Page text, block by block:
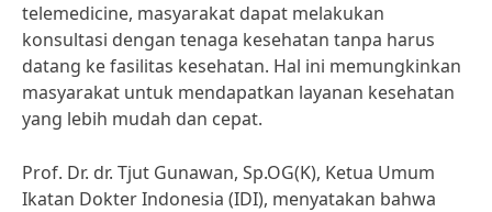
telemedicine, masyarakat dapat melakukan
konsultasi dengan tenaga kesehatan tanpa harus
datang ke fasilitas kesehatan. Hal ini memungkinkan
masyarakat untuk mendapatkan layanan kesehatan
yang lebih mudah dan cepat.
Prof. Dr. dr. Tjut Gunawan, Sp.OG(K), Ketua Umum
Ikatan Dokter Indonesia (IDI), menyatakan bahwa